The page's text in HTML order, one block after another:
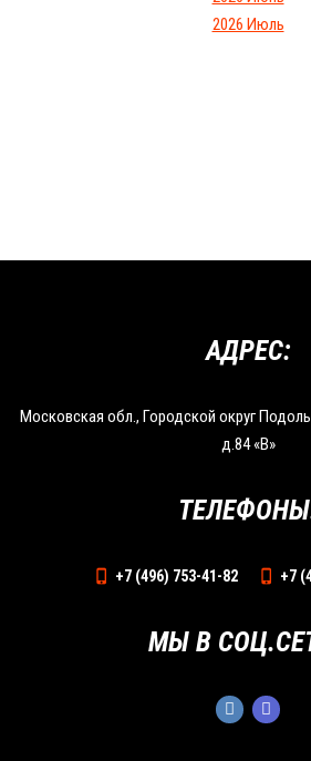
2026 Июль
АДРЕС:
Московская обл., Городской округ
д.84 «В»
+7 (496) 753-41-82 +7
МЫ В